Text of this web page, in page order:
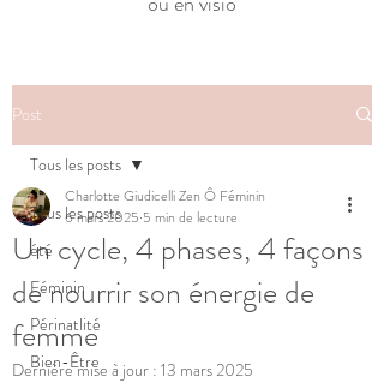
Post
Tous les posts
été
Féminin
Périnatlité
Bien-Être
Tous les posts
Un cycle, 4 phases, 4 façons
de nourrir son énergie de
femme
Charlotte Giudicelli Zen Ô Féminin
6 mars 2025 5 min de lecture
Dernière mise à jour : 13 mars 2025